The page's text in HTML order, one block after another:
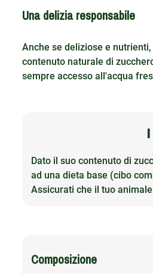
Una delizia responsabile
Anche se deliziose e
contenuto naturale di
sempre accesso all'acqua
Dato il suo contenuto di
ad una dieta base (cibo
Assicurati che il tuo
Composizione